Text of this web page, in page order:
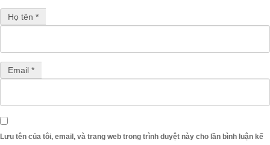
Họ tên *
Email *
Lưu tên của tôi, email, và trang web trong trình duyệt này cho lần bình luận kế